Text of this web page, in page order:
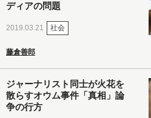
ディアの問題
2019.03.21 社会
藤倉善郎
ジャーナリスト同士が火花を
散らすオウム事件「真相」論
争の行方